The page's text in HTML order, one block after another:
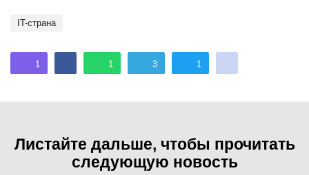
IT-страна
1 1 3 1
Листайте дальше, чтобы прочитать
следующую новость